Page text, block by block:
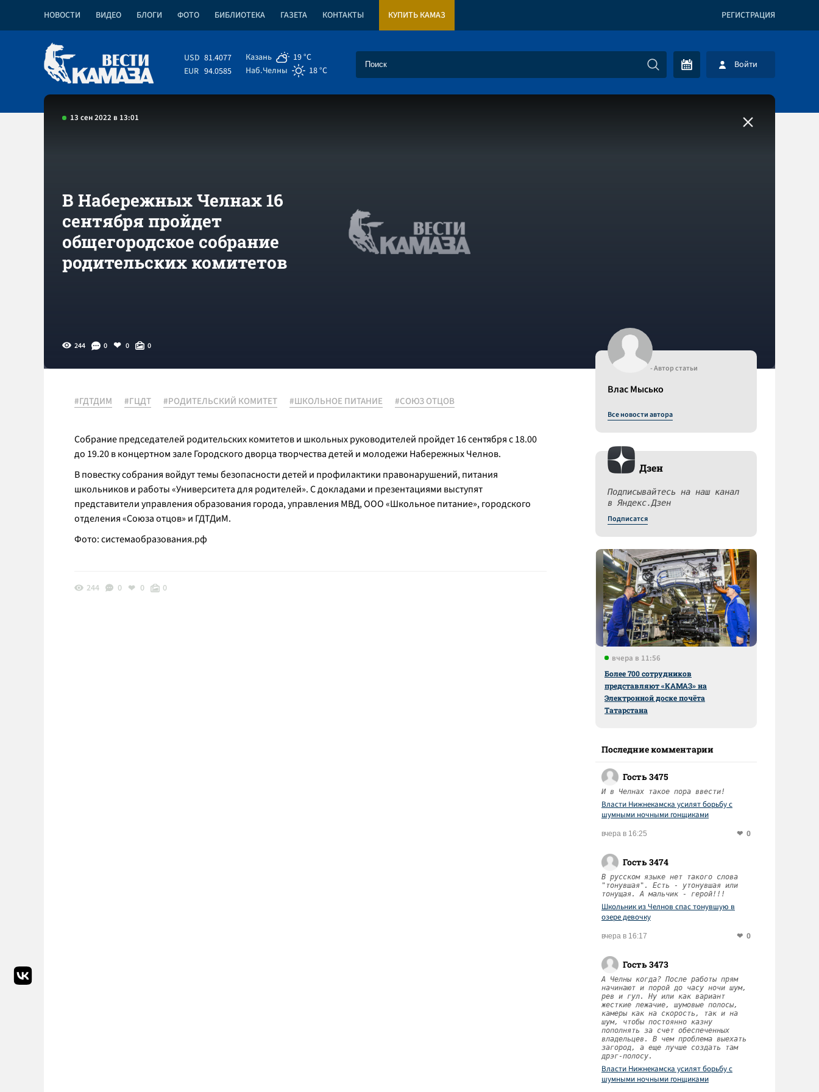
НОВОСТИ ВИДЕО БЛОГИ ФОТО БИБЛИОТЕКА ГАЗЕТА КОНТАКТЫ КУПИТЬ КАМАЗ РЕГИСТРАЦИЯ
USD 81.4077
EUR 94.0585
Казань
19 °C
Наб.Челны
18 °C Войти
13 сен 2022 в 13:01
В Набережных Челнах 16
сентября пройдет
общегородское собрание
родительских комитетов
244 0 0 0
#ГДТДИМ #ГЦДТ #РОДИТЕЛЬСКИЙ КОМИТЕТ #ШКОЛЬНОЕ ПИТАНИЕ #СОЮЗ ОТЦОВ
Собрание председателей родительских комитетов и школьных руководителей пройдет 16 сентября с 18.00
до 19.20 в концертном зале Городского дворца творчества детей и молодежи Набережных Челнов.
В повестку собрания войдут темы безопасности детей и профилактики правонарушений, питания
школьников и работы «Университета для родителей». С докладами и презентациями выступят
представители управления образования города, управления МВД, ООО «Школьное питание», городского
отделения «Союза отцов» и ГДТДиМ.
Фото: системаобразования.рф
244 0 0 0
- Автор статьи
Влас Мысько
Все новости автора
Дзен
Подписывайтесь на наш канал
в Яндекс.Дзен
Подписатся
вчера в 11:56
Более 700 сотрудников
представляют «КАМАЗ» на
Электронной доске почёта
Татарстана
Последние комментарии
Гость 3475
И в Челнах такое пора ввести!
Власти Нижнекамска усилят борьбу с
шумными ночными гонщиками
вчера в 16:25 0
Гость 3474
В русском языке нет такого слова
"тонувшая". Есть - утонувшая или
тонущая. А мальчик - герой!!!
Школьник из Челнов спас тонувшую в
озере девочку
вчера в 16:17 0
Гость 3473
А Челны когда? После работы прям
начинают и порой до часу ночи шум,
рев и гул. Ну или как вариант
жесткие лежачие, шумовые полосы,
камеры как на скорость, так и на
шум, чтобы постоянно казну
пополнять за счет обеспеченных
владельцев. В чем проблема выехать
загород, а еще лучше создать там
дрэг-полосу.
Власти Нижнекамска усилят борьбу с
шумными ночными гонщиками